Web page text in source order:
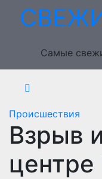
Перейти
Самые
Происшествия
Взрыв
центре